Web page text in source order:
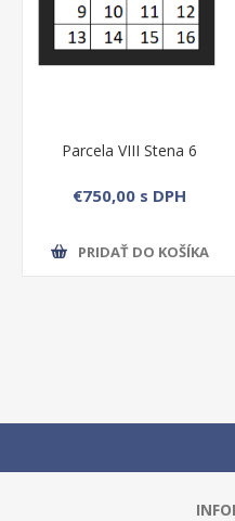
Parcela VIII Stena 6
€750,00 s DPH
PRIDAŤ DO KOŠÍKA